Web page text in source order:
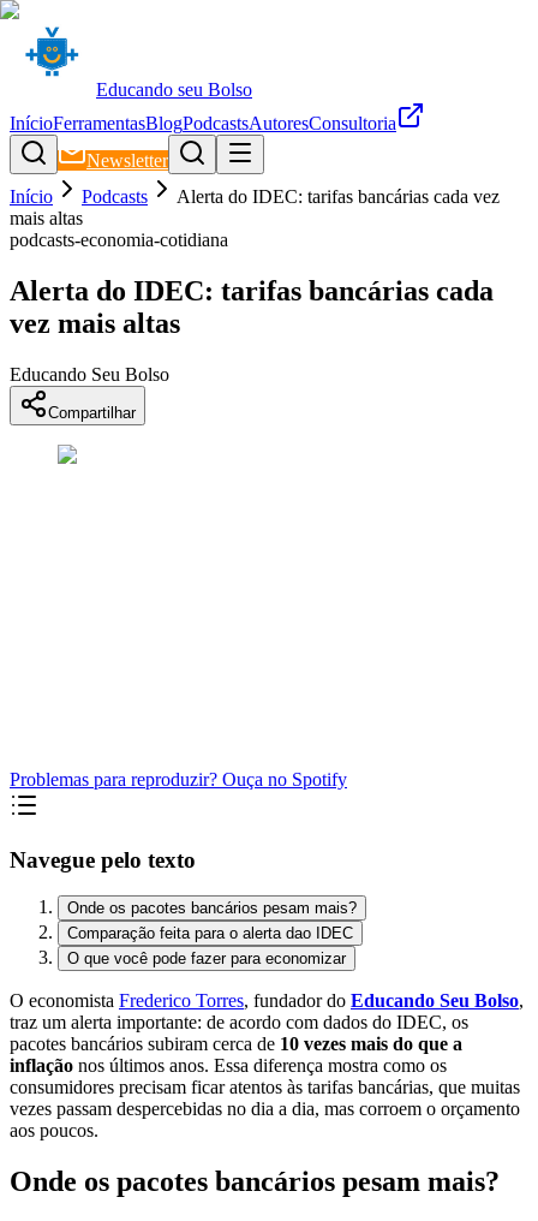
Educando seu Bolso
InícioFerramentasBlogPodcastsAutoresConsultoria
Newsletter
Início
Podcasts
Alerta do IDEC: tarifas bancárias cada vez
mais altas
podcasts-economia-cotidiana
Alerta do IDEC: tarifas bancárias cada
vez mais altas
Educando Seu Bolso
Compartilhar
Problemas para reproduzir? Ouça no Spotify
Navegue pelo texto
Onde os pacotes bancários pesam mais?
Comparação feita para o alerta dao IDEC
O que você pode fazer para economizar
O economista Frederico Torres, fundador do Educando Seu Bolso,
traz um alerta importante: de acordo com dados do IDEC, os
pacotes bancários subiram cerca de 10 vezes mais do que a
inflação nos últimos anos. Essa diferença mostra como os
consumidores precisam ficar atentos às tarifas bancárias, que muitas
vezes passam despercebidas no dia a dia, mas corroem o orçamento
aos poucos.
Onde os pacotes bancários pesam mais?